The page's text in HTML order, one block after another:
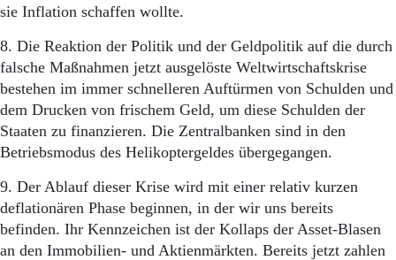
sie Inflation schaffen wollte.
8. Die Reaktion der Politik und der Geldpolitik auf die durch
falsche Maßnahmen jetzt ausgelöste Weltwirtschaftskrise
bestehen im immer schnelleren Auftürmen von Schulden und
dem Drucken von frischem Geld, um diese Schulden der
Staaten zu finanzieren. Die Zentralbanken sind in den
Betriebsmodus des Helikoptergeldes übergegangen.
9. Der Ablauf dieser Krise wird mit einer relativ kurzen
deflationären Phase beginnen, in der wir uns bereits
befinden. Ihr Kennzeichen ist der Kollaps der Asset-Blasen
an den Immobilien- und Aktienmärkten. Bereits jetzt zahlen